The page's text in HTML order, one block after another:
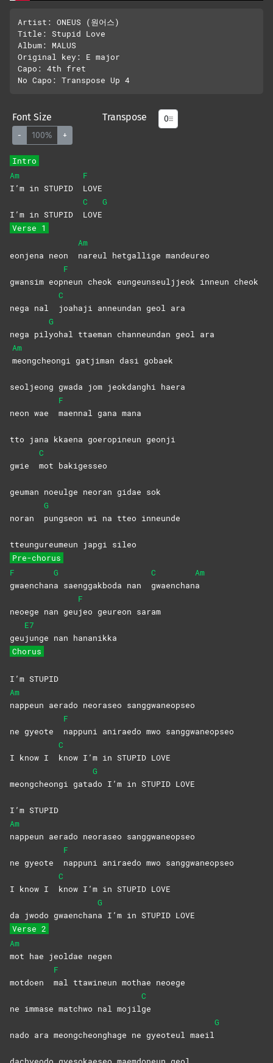
Artist: ONEUS (원어스)
Title: Stupid Love
Album: MALUS
Original key: E major
Capo: 4th fret
No Capo: Transpose Up 4
Font Size
- 100% +
Transpose
Intro
Am
I’m in STUPID
F
LOVE
I’m in STUPID
C
LOVE
G
Verse 1
eonjena neon
Am
nareul hetgallige mandeureo
gwansim eop
F
neun cheok eungeunseuljjeok inneun cheok
nega nal
C
joahaji anneundan geol ara
nega pil
G
yohal ttaeman channeundan geol ara
Am
meongcheongi gatjiman dasi gobaek
seoljeong gwada jom jeokdanghi haera
neon wae
F
maennal gana mana
tto jana kkaena goeropineun geonji
gwie
C
mot bakigesseo
geuman noeulge neoran gidae sok
noran
G
pungseon wi na tteo inneunde
tteungureumeun japgi sileo
Pre-chorus
F
gwaenchan
G
a saenggakboda nan
C
gwaenchan
Am
a
neoege nan geu
F
jeo geureon saram
geu
E7
junge nan hananikka
Chorus
I’m STUPID
Am
nappeun aerado neoraseo sanggwaneopseo
ne gyeote
F
nappuni aniraedo mwo sanggwaneopseo
I know I
C
know I’m in STUPID LOVE
meongcheongi gata
G
do I’m in STUPID LOVE
I’m STUPID
Am
nappeun aerado neoraseo sanggwaneopseo
ne gyeote
F
nappuni aniraedo mwo sanggwaneopseo
I know I
C
know I’m in STUPID LOVE
da jwodo gwaenchan
G
a I’m in STUPID LOVE
Verse 2
Am
mot hae jeoldae negen
motdoen
F
mal ttawineun mothae neoege
ne immase matchwo nal mojil
C
ge
nado ara meongcheonghage ne gyeoteul maeil
G